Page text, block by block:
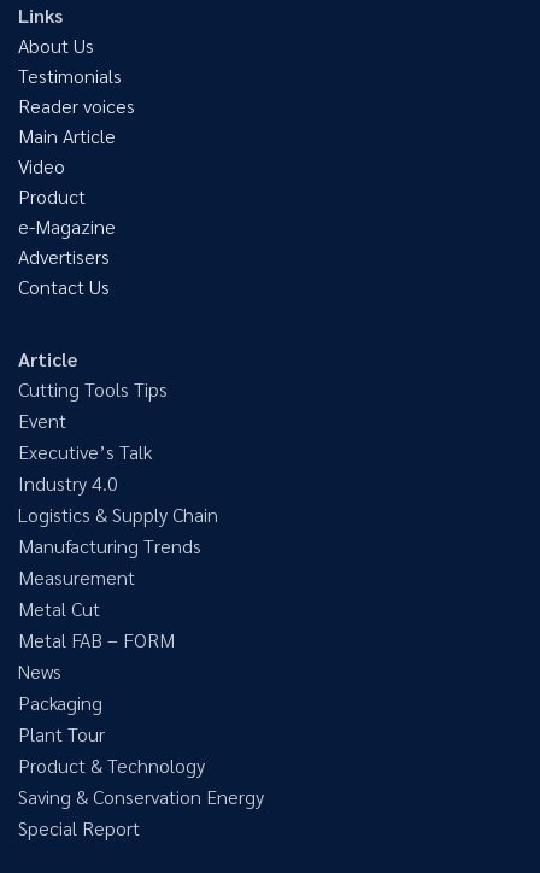
Links
About Us
Testimonials
Reader voices
Main Article
Video
Product
e-Magazine
Advertisers
Contact Us
Article
Cutting Tools Tips
Event
Executive’s Talk
Industry 4.0
Logistics & Supply Chain
Manufacturing Trends
Measurement
Metal Cut
Metal FAB – FORM
News
Packaging
Plant Tour
Product & Technology
Saving & Conservation Energy
Special Report